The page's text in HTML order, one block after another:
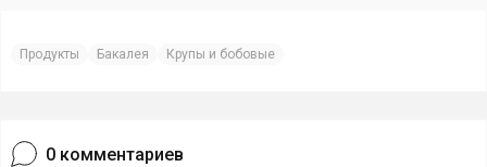
Продукты Бакалея Крупы и бобовые
0 комментариев